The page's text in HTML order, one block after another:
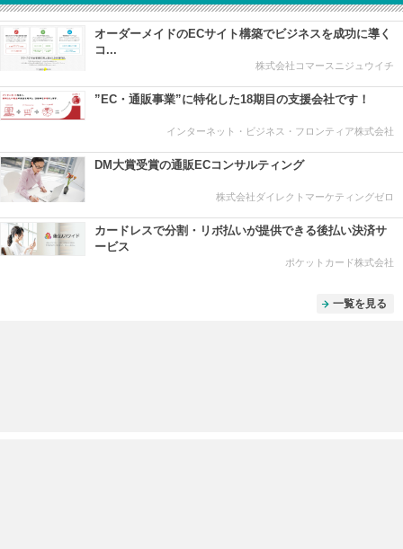
オーダーメイドのECサイト構築でビジネスを成功に導く
コ...
株式会社コマースニジュウイチ
”EC・通販事業”に特化した18期目の支援会社です！
インターネット・ビジネス・フロンティア株式会社
DM大賞受賞の通販ECコンサルティング
株式会社ダイレクトマーケティングゼロ
カードレスで分割・リボ払いが提供できる後払い決済サ
ービス
ポケットカード株式会社
一覧を見る